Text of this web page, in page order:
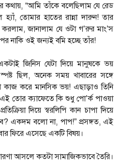
কথায়, “আমি তাঁকে বলেছিলাম যে রেড
তোমার হাতের রান্না দারুন! তার
জানালাম যে ওটা গ’রুর মাং’স
নাকি ওই জন্যই বমি হচ্ছে তাঁর!
জিনিস যেটা দিয়ে মানুষকে ভয়
ছিল, অনেক সময় খাবারের সঙ্গে
কাজ করে মানসিক ভয়! এছাড়াও তিনি
তোর ক্যাফেতে কি শুধু পো’র্ক পাওয়া
দিয়ে স্বরলিপি কান চাপা দিয়ে
একদম বলো না, পাপ!” প্রসঙ্গত, এই
ফিরে এসেছে একটি বিষয়।
আসলে কতটা সামাজিকভাবে তৈরি।